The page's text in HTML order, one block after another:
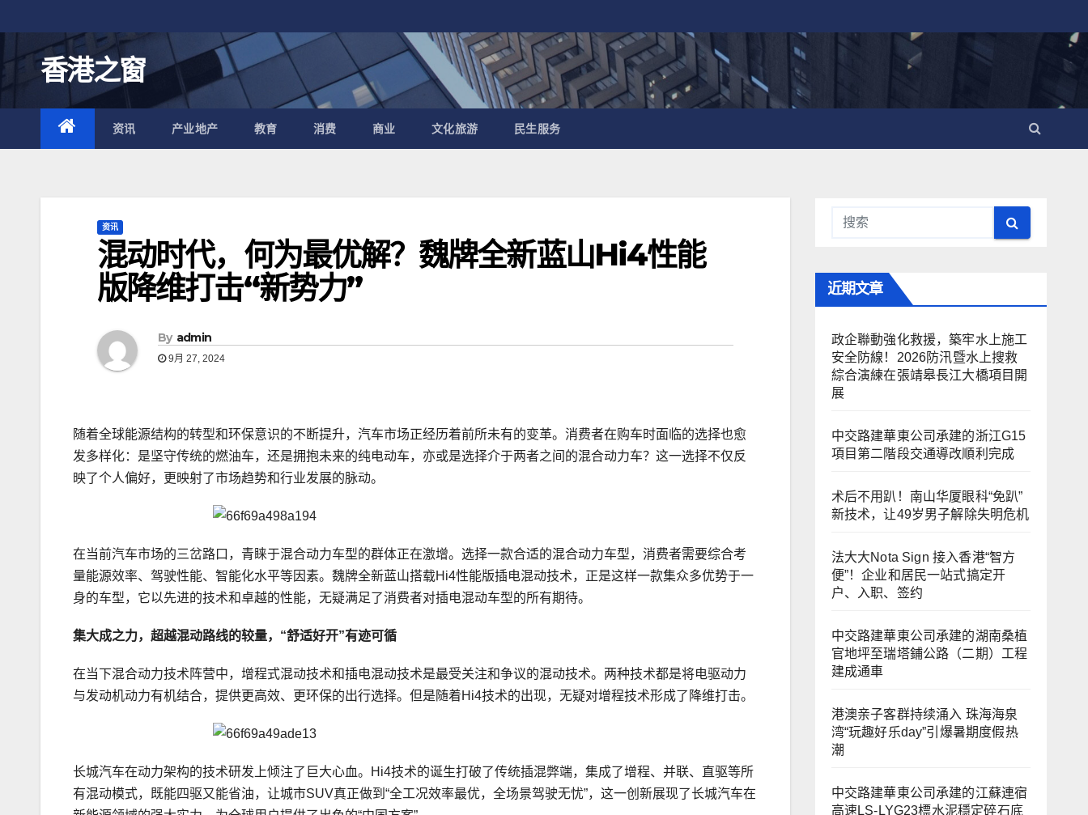
至
内
容
香港之窗
资讯 产业地产 教育 消费 商业 文化旅游 民生服务
资讯
混动时代，何为最优解？魏牌全新蓝山Hi4性能
版降维打击“新势力”
By admin
9月 27, 2024
随着全球能源结构的转型和环保意识的不断提升，汽车市场正经历着前所未有的变革。消费者在购车时面临的选择也愈
发多样化：是坚守传统的燃油车，还是拥抱未来的纯电动车，亦或是选择介于两者之间的混合动力车？这一选择不仅反
映了个人偏好，更映射了市场趋势和行业发展的脉动。
在当前汽车市场的三岔路口，青睐于混合动力车型的群体正在激增。选择一款合适的混合动力车型，消费者需要综合考
量能源效率、驾驶性能、智能化水平等因素。魏牌全新蓝山搭载Hi4性能版插电混动技术，正是这样一款集众多优势于一
身的车型，它以先进的技术和卓越的性能，无疑满足了消费者对插电混动车型的所有期待。
集大成之力， 超越混动路线的较量， “舒适好开”有迹可循
在当下混合动力技术阵营中，增程式混动技术和插电混动技术是最受关注和争议的混动技术。两种技术都是将电驱动力
与发动机动力有机结合，提供更高效、更环保的出行选择。但是随着Hi4技术的出现，无疑对增程技术形成了降维打击。
长城汽车在动力架构的技术研发上倾注了巨大心血。Hi4技术的诞生打破了传统插混弊端，集成了增程、并联、直驱等所
有混动模式，既能四驱又能省油，让城市SUV真正做到“全工况效率最优，全场景驾驶无忧”，这一创新展现了长城汽车在
近期文章
政企聯動強化救援，築牢水上施工
安全防線！2026防汛暨水上搜救
綜合演練在張靖皋長江大橋項目開
展
中交路建華東公司承建的浙江G15
項目第二階段交通導改順利完成
术后不用趴！南山华厦眼科“免趴”
新技术，让49岁男子解除失明危机
法大大Nota Sign 接入香港“智方
便”！企业和居民一站式搞定开
户、入职、签约
中交路建華東公司承建的湖南桑植
官地坪至瑞塔鋪公路（二期）工程
建成通車
港澳亲子客群持续涌入 珠海海泉
湾“玩趣好乐day”引爆暑期度假热
潮
中交路建華東公司承建的江蘇連宿
高速LS-LYG23標水泥穩定碎石底